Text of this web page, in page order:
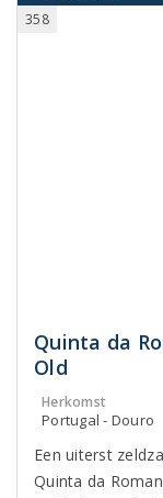
358
Quinta da
Old
Herkomst
Portugal - Douro
Een uiterst
Quinta da